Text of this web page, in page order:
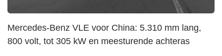
Mercedes-Benz VLE voor China: 5.310 mm lang,
800 volt, tot 305 kW en meesturende achteras